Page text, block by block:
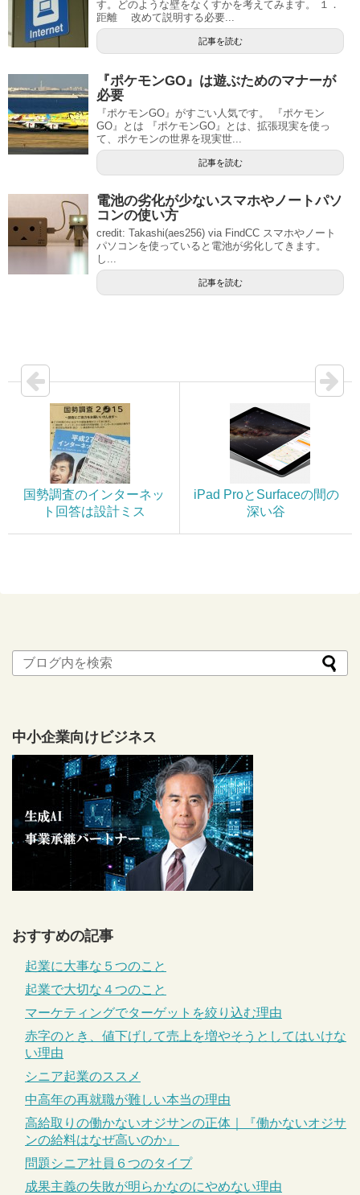
す。どのような壁をなくすかを考えてみます。 １．
距離 改めて説明する必要...
記事を読む
『ポケモンGO』は遊ぶためのマナーが
必要
『ポケモンGO』がすごい人気です。 『ポケモン
GO』とは 『ポケモンGO』とは、拡張現実を使っ
て、ポケモンの世界を現実世...
記事を読む
電池の劣化が少ないスマホやノートパソ
コンの使い方
credit: Takashi(aes256) via FindCC スマホやノート
パソコンを使っていると電池が劣化してきます。
し...
記事を読む
国勢調査のインターネッ
ト回答は設計ミス
iPad ProとSurfaceの間の
深い谷
中小企業向けビジネス
おすすめの記事
起業に大事な５つのこと
起業で大切な４つのこと
マーケティングでターゲットを絞り込む理由
赤字のとき、値下げして売上を増やそうとしてはいけな
い理由
シニア起業のススメ
中高年の再就職が難しい本当の理由
高給取りの働かないオジサンの正体｜『働かないオジサ
ンの給料はなぜ高いのか』
問題シニア社員６つのタイプ
成果主義の失敗が明らかなのにやめない理由